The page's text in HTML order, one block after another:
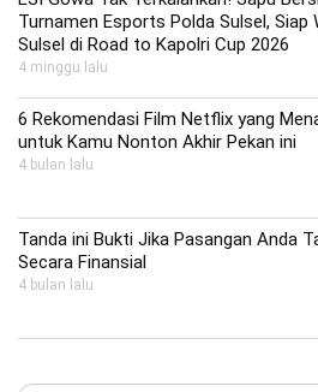
Turnamen Esports Polda Sulsel, Siap
Sulsel di Road to Kapolri Cup 2026
4 minggu lalu
6 Rekomendasi Film Netflix yang
untuk Kamu Nonton Akhir Pekan ini
4 bulan lalu
Tanda ini Bukti Jika Pasangan Anda
Secara Finansial
4 bulan lalu